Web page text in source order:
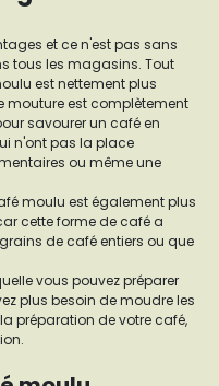
et ce n'est pas sans
tous les magasins. Tout
est nettement plus
mouture est complètement
savourer un café en
n'ont pas la place
ou même une
moulu est également plus
cette forme de café a
de café entiers ou que
vous pouvez préparer
plus besoin de moudre les
préparation de votre café,